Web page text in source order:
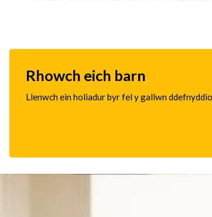
Rhowch eich barn
Llenwch ein holiadur byr fel y gallwn